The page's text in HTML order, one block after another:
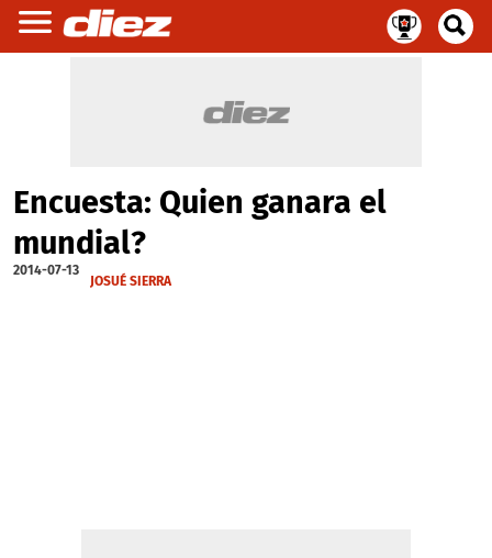
Encuesta: Quien ganara el
mundial?
2014-07-13
JOSUÉ SIERRA